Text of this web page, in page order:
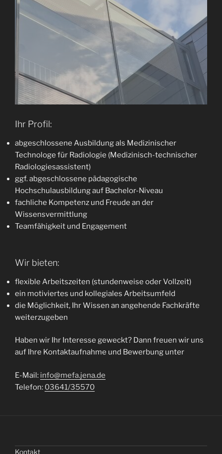
Ihr Profil:
abgeschlossene Ausbildung als Medizinischer
Technologe für Radiologie (Medizinisch-technischer
Radiologiesassistent)
ggf. abgeschlossene pädagogische
Hochschulausbildung auf Bachelor-Niveau
fachliche Kompetenz und Freude an der
Wissensvermittlung
Teamfähigkeit und Engagement
Wir bieten:
flexible Arbeitszeiten (stundenweise oder Vollzeit)
ein motiviertes und kollegiales Arbeitsumfeld
die Möglichkeit, Ihr Wissen an angehende Fachkräfte
weiterzugeben
Haben wir Ihr Interesse geweckt? Dann freuen wir uns
auf Ihre Kontaktaufnahme und Bewerbung unter
E-Mail: info@mefa.jena.de
Telefon: 03641/35570
Kontakt